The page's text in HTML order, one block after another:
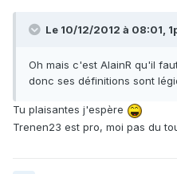
Le 10/12/2012 à 08:01,
Oh mais c'est AlainR qu'il
donc ses définitions sont
Tu plaisantes j'espère
Trenen23 est pro, moi pas du